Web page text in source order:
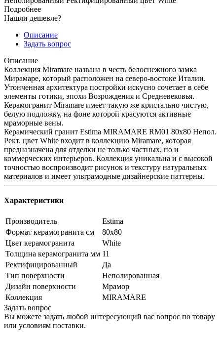
Подробнее
Нашли дешевле?
Описание
Задать вопрос
Описание
Коллекция Miramare названа в честь белоснежного замка
Мирамаре, который расположен на северо-востоке Италии.
Утонченная архитектура постройки искусно сочетает в себе
элементы готики, эпохи Возрождения и Средневековья.
Керамогранит Miramare имеет такую же кристально чистую,
белую подложку, на фоне которой красуются активные
мраморные вены.
Керамический гранит Estima MIRAMARE RM01 80x80 Непол.
Рект. цвет White входит в коллекцию Miramare, которая
предназначена для отделки не только частных, но и
коммерческих интерьеров. Коллекция уникальна и с высокой
точностью воспроизводит рисунок и текстуру натуральных
материалов и имеет ультрамодные дизайнерские паттерны.
Характеристики
Производитель
Estima
Формат керамогранита см
80х80
Цвет керамогранита
White
Толщина керамогранита мм 11
Ректифицированный
Да
Тип поверхности
Неполированная
Дизайн поверхности
Мрамор
Коллекция
MIRAMARE
Задать вопрос
Вы можете задать любой интересующий вас вопрос по товару
или условиям поставки.